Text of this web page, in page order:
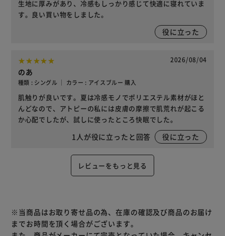
生地に厚みがあり、冷感もしっかり感じて快適に寝れていま
す。良い買い物をしました。
役に立った
2026/08/04
のあ
種類 : シングル ｜ カラー : アイスブルー 購入
肌触りが良いです。夏は冷感モノでポリエステル素材がほと
んどなので、アトピーの私には皮膚の摩擦で肌荒れが起こる
か心配でしたが、試しに使ったところ快眠でした。
1 人が役に立ったと回答 役に立った
レビューをもっと見る
※当商品はお取り寄せ品の為、在庫の確認及び商品のお届け
までお時間を頂く場合がございます。